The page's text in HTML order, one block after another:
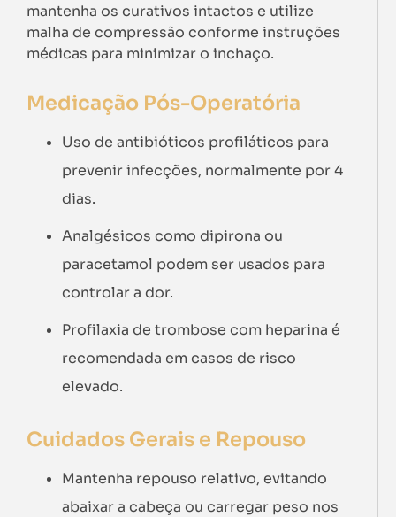
mantenha os curativos intactos e utilize
malha de compressão conforme instruções
médicas para minimizar o inchaço.
Medicação Pós-Operatória
Uso de antibióticos profiláticos para
prevenir infecções, normalmente por 4
dias.
Analgésicos como dipirona ou
paracetamol podem ser usados para
controlar a dor.
Profilaxia de trombose com heparina é
recomendada em casos de risco
elevado.
Cuidados Gerais e Repouso
Mantenha repouso relativo, evitando
abaixar a cabeça ou carregar peso nos